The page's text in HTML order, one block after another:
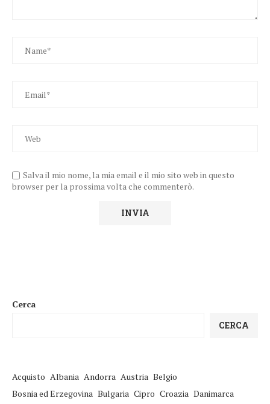
Salva il mio nome, la mia email e il mio sito web in questo
browser per la prossima volta che commenterò.
Cerca
CERCA
Acquisto Albania Andorra Austria Belgio
Bosnia ed Erzegovina Bulgaria Cipro Croazia Danimarca